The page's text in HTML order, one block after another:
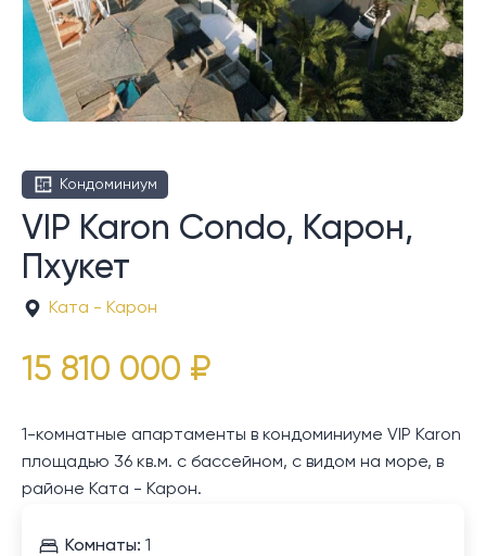
Кондоминиум
VIP Karon Condo, Карон,
Пхукет
Ката - Карон
15 810 000 ₽
1-комнатные апартаменты в кондоминиуме VIP Karon
площадью 36 кв.м. с бассейном, с видом на море, в
районе Ката - Карон.
Комнаты: 1